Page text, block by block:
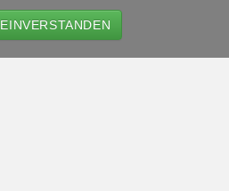
EINVERSTANDEN